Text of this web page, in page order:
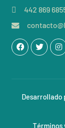
442 869
Desarrollado
Términos